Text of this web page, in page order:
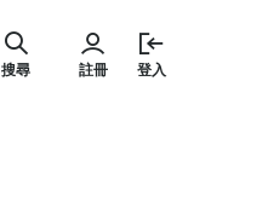
註冊 登入
搜尋